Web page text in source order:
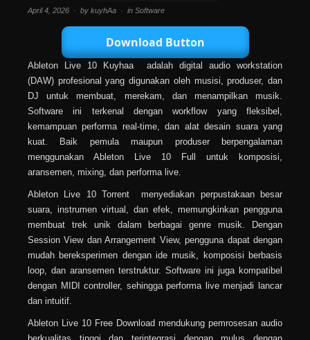
April 4, 2026 · by kuyhAa · in Software
Download Button
Ableton Live 10 Kuyhaa adalah digital audio workstation
(DAW) profesional yang digunakan oleh musisi, produser, dan
DJ untuk membuat, merekam, dan menampilkan musik.
Software ini terkenal dengan workflow yang fleksibel,
kemampuan performa real-time, dan alat desain suara yang
kuat. Baik pemula maupun produser berpengalaman
menggunakan Ableton Live 10 Full untuk komposisi,
aransemen, mixing, dan performa live.
Ableton Live 10 Torrent menyediakan perpustakaan besar
suara, instrumen virtual, dan efek, memungkinkan pengguna
membuat trek unik dalam berbagai genre musik. Dengan
Session View dan Arrangement View, pengguna dapat dengan
mudah bereksperimen dengan ide musik, komposisi berbasis
loop, dan aransemen terstruktur. Software ini juga kompatibel
dengan MIDI controller, sehingga performa live menjadi lancar
dan intuitif.
Ableton Live 10 Free Download mendukung pemrosesan audio